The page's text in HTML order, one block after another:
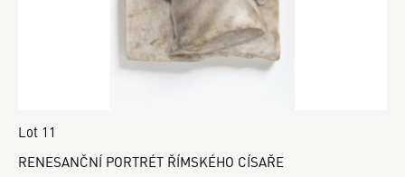
Lot 11
RENESANČNÍ PORTRÉT ŘÍMSKÉHO CÍSAŘE